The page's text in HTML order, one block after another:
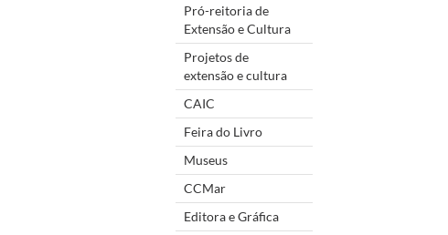
Pró-reitoria de
Extensão e Cultura
Projetos de
extensão e cultura
CAIC
Feira do Livro
Museus
CCMar
Editora e Gráfica